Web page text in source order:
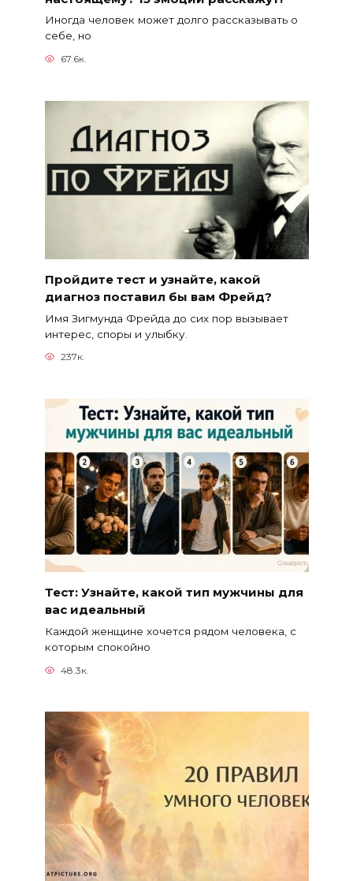
Иногда человек может долго рассказывать о
себе, но
67.6к.
Пройдите тест и узнайте, какой
диагноз поставил бы вам Фрейд?
Имя Зигмунда Фрейда до сих пор вызывает
интерес, споры и улыбку.
237к.
Тест: Узнайте, какой тип мужчины для
вас идеальный
Каждой женщине хочется рядом человека, с
которым спокойно
48.3к.